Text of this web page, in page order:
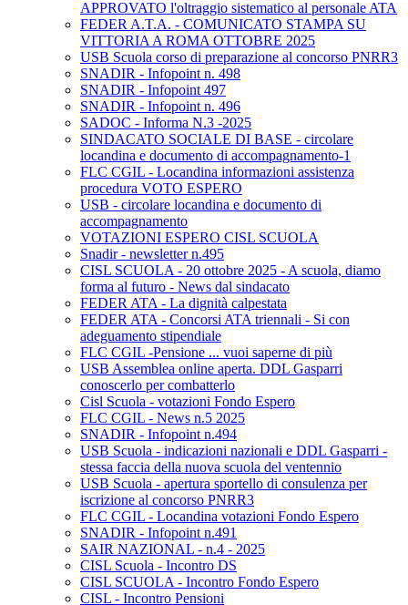
APPROVATO l'oltraggio sistematico al personale ATA
FEDER A.T.A. - COMUNICATO STAMPA SU
VITTORIA A ROMA OTTOBRE 2025
USB Scuola corso di preparazione al concorso PNRR3
SNADIR - Infopoint n. 498
SNADIR - Infopoint 497
SNADIR - Infopoint n. 496
SADOC - Informa N.3 -2025
SINDACATO SOCIALE DI BASE - circolare
locandina e documento di accompagnamento-1
FLC CGIL - Locandina informazioni assistenza
procedura VOTO ESPERO
USB - circolare locandina e documento di
accompagnamento
VOTAZIONI ESPERO CISL SCUOLA
Snadir - newsletter n.495
CISL SCUOLA - 20 ottobre 2025 - A scuola, diamo
forma al futuro - News dal sindacato
FEDER ATA - La dignità calpestata
FEDER ATA - Concorsi ATA triennali - Si con
adeguamento stipendiale
FLC CGIL -Pensione ... vuoi saperne di più
USB Assemblea online aperta. DDL Gasparri
conoscerlo per combatterlo
Cisl Scuola - votazioni Fondo Espero
FLC CGIL - News n.5 2025
SNADIR - Infopoint n.494
USB Scuola - indicazioni nazionali e DDL Gasparri -
stessa faccia della nuova scuola del ventennio
USB Scuola - apertura sportello di consulenza per
iscrizione al concorso PNRR3
FLC CGIL - Locandina votazioni Fondo Espero
SNADIR - Infopoint n.491
SAIR NAZIONAL - n.4 - 2025
CISL Scuola - Incontro DS
CISL SCUOLA - Incontro Fondo Espero
CISL - Incontro Pensioni